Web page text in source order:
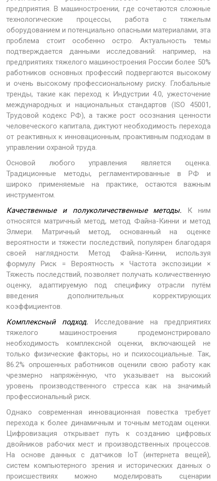
предприятия. В машиностроении, где сочетаются сложные
технологические процессы, работа с тяжелым
оборудованием и потенциально опасными материалами, эта
проблема стоит особенно остро. Актуальность темы
подтверждается данными исследований: например, на
предприятиях тяжелого машиностроения России более 50%
работников основных профессий подвергаются высокому
и очень высокому профессиональному риску. Глобальные
тренды, такие как переход к Индустрии 4.0, ужесточение
международных и национальных стандартов (ISO 45001,
Трудовой кодекс РФ), а также рост осознания ценности
человеческого капитала, диктуют необходимость перехода
от реактивных к инновационным, проактивным подходам в
управлении охраной труда.
Основой любого управления является оценка.
Традиционные методы, регламентированные в РФ и
широко применяемые на практике, остаются важным
инструментом.
Качественные и полуколичественные методы. К ним
относятся матричный метод, метод Файна-Кинни и метод
Элмери. Матричный метод, основанный на оценке
вероятности и тяжести последствий, популярен благодаря
своей наглядности. Метод Файна-Кинни, используя
формулу Риск = Вероятность × Частота экспозиции ×
Тяжесть последствий, позволяет получать количественную
оценку, адаптируемую под специфику отрасли путём
введения дополнительных корректирующих
коэффициентов.
Комплексный подход. Исследование на предприятиях
тяжелого машиностроения продемонстрировало
необходимость комплексной оценки, включающей не
только физические факторы, но и психосоциальные. Так,
86.2% опрошенных работников оценили свою работу как
чрезмерно напряжённую, что указывает на высокий
уровень производственного стресса как на значимый
профессиональный риск.
Однако современная инновационная повестка требует
перехода к более динамичным и точным методам оценки.
Цифровизация открывает путь к созданию цифровых
двойников рабочих мест и производственных процессов.
На основе данных с датчиков IoT (интернета вещей),
систем компьютерного зрения и исторических данных о
происшествиях можно моделировать сценарии